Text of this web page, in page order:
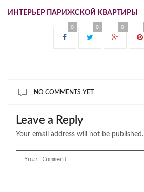
ИНТЕРЬЕР ПАРИЖСКОЙ КВАРТИРЫ
0 0 0
NO COMMENTS YET
Leave a Reply
Your email address will not be published.